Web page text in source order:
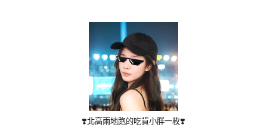
❣️北高兩地跑的吃貨小胖一枚❣️